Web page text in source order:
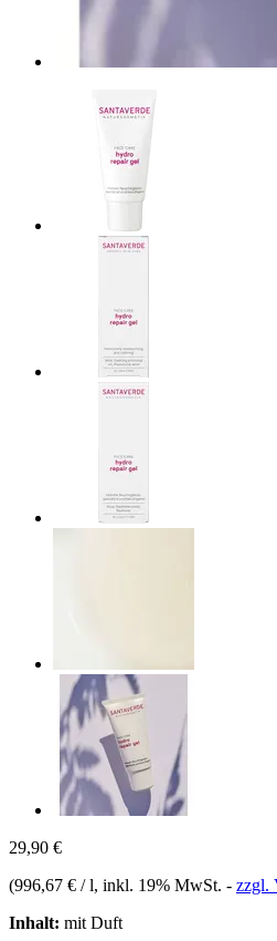
29,90 €
(996,67 € / l, inkl. 19% MwSt. - zzgl.
Inhalt: mit Duft